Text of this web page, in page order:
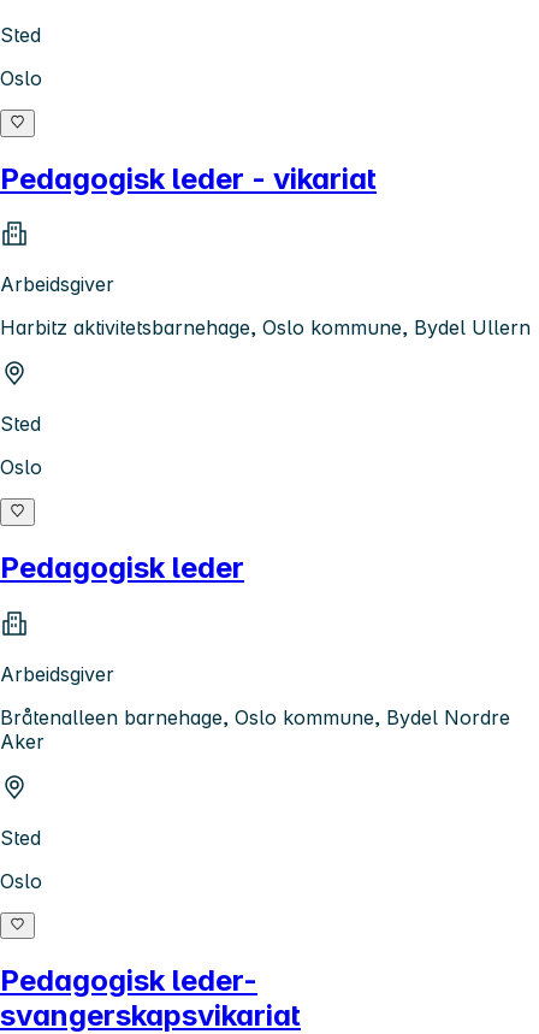
Sted
Oslo
Pedagogisk leder - vikariat
Arbeidsgiver
Harbitz aktivitetsbarnehage, Oslo kommune, Bydel Ullern
Sted
Oslo
Pedagogisk leder
Arbeidsgiver
Bråtenalleen barnehage, Oslo kommune, Bydel Nordre
Aker
Sted
Oslo
Pedagogisk leder-
svangerskapsvikariat